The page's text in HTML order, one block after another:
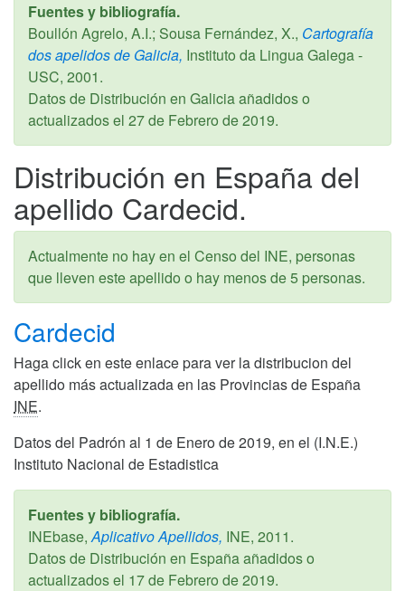
Fuentes y bibliografía.
Boullón Agrelo, A.I.; Sousa Fernández, X., Cartografía
dos apelidos de Galicia, Instituto da Lingua Galega -
USC, 2001.
Datos de Distribución en Galicia añadidos o
actualizados el 27 de Febrero de 2019.
Distribución en España del
apellido Cardecid.
Actualmente no hay en el Censo del INE, personas
que lleven este apellido o hay menos de 5 personas.
Cardecid
Haga click en este enlace para ver la distribucion del
apellido más actualizada en las Provincias de España
INE.
Datos del Padrón al 1 de Enero de 2019, en el (I.N.E.)
Instituto Nacional de Estadistica
Fuentes y bibliografía.
INEbase,Aplicativo Apellidos, INE, 2011.
Datos de Distribución en España añadidos o
actualizados el 17 de Febrero de 2019.